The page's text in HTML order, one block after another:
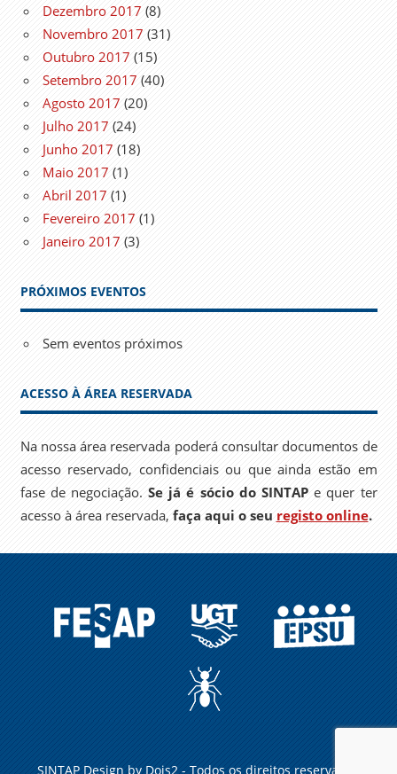
Dezembro 2017 (8)
Novembro 2017 (31)
Outubro 2017 (15)
Setembro 2017 (40)
Agosto 2017 (20)
Julho 2017 (24)
Junho 2017 (18)
Maio 2017 (1)
Abril 2017 (1)
Fevereiro 2017 (1)
Janeiro 2017 (3)
PRÓXIMOS EVENTOS
Sem eventos próximos
ACESSO À ÁREA RESERVADA
Na nossa área reservada poderá consultar documentos de
acesso reservado, confidenciais ou que ainda estão em
fase de negociação.Se já é sócio do SINTAPe quer ter
acesso à área reservada, faça aqui o seu registo online.
FESAP UGT EPSU
A
FORMIGA
SINTAP Design by Dois2 - Todos os direitos reservados